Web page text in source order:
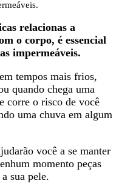
relacionas a
o corpo, é essencial
impermeáveis.
tempos mais frios,
quando chega uma
corre o risco de você
uma chuva em algum
você a se manter
momento peças
sua pele.